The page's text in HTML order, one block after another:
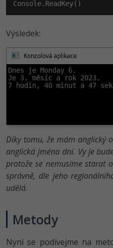
Výsledek:
Konzolová aplikace
Dnes je Monday 6.
Je 3. měsíc a rok 2023.
7 hodin, 40 minut a 47
Díky tomu, že mám anglický
anglická jména dní. Vy je
protože se nemusíme starat
správně, dle jeho
udělá.
Metody
Nyní se podívejme na